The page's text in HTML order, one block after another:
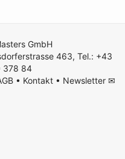
GmbH
463, Tel.: +43
378 84
• Kontakt • Newsletter ✉